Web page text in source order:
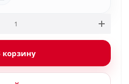
корзину